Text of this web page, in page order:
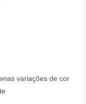
variações de cor